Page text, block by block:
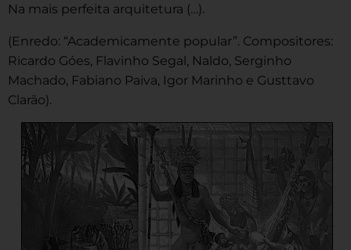
Na mais perfeita arquitetura (…).
(Enredo: “Academicamente popular”. Compositores:
Ricardo Góes, Flavinho Segal, Naldo, Serginho
Machado, Fabiano Paiva, Igor Marinho e Gusttavo
Clarão).